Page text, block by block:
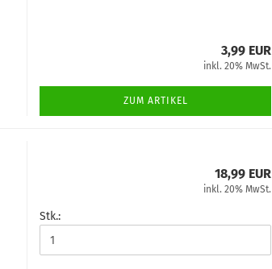
3,99 EUR
inkl. 20% MwSt.
ZUM ARTIKEL
18,99 EUR
inkl. 20% MwSt.
Stk.: